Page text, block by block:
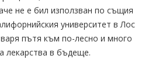
не е бил използван по същия
университет в Лос
пътя към по-лесно и много
лекарства в бъдеще.